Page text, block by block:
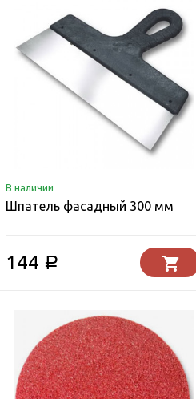
В наличии
Шпатель фасадный 300 мм
144 Р